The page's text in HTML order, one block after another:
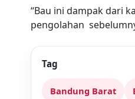
“Bau ini dampak dari
pengolahan
Tag
Bandung Barat